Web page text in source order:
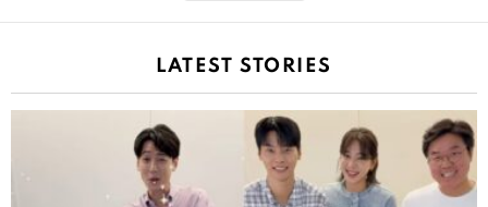
LATEST STORIES